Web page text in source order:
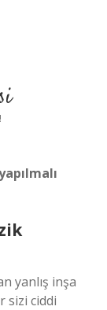
yanlış inşa
sizi ciddi